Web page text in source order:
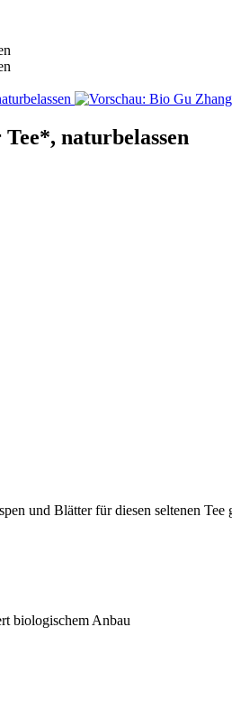
naturbelassen
und Blätter für diesen seltenen
biologischem Anbau